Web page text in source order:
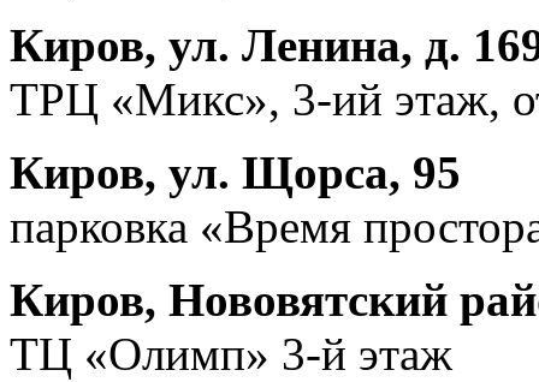
Киров, ул. Ленина, д.
ТРЦ «Микс», 3-ий этаж,
Киров, ул. Щорса, 95
парковка «Время
Киров, Нововятский
ТЦ «Олимп» 3-й этаж